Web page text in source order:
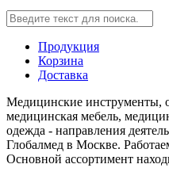
Продукция
Корзина
Доставка
Медицинские инструменты,
медицинская мебель,
одежда - направления
Глобалмед в Москве.
Основной ассортимент